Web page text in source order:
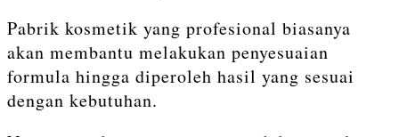
Pabrik kosmetik yang profesional biasanya
akan membantu melakukan penyesuaian
formula hingga diperoleh hasil yang sesuai
dengan kebutuhan.